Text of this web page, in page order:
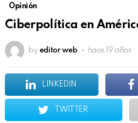
Opinión
Ciberpolítica en
by editor web hace 19 años
LINKEDIN
TWITTER